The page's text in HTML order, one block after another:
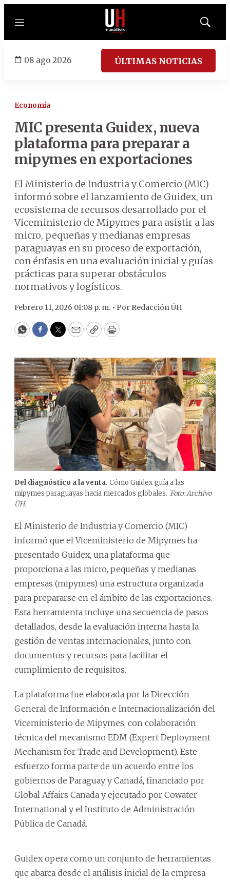
Menú
Mostrar
08 ago 2026 ÚLTIMAS NOTICIAS
Economía
MIC presenta Guidex, nueva
plataforma para preparar a
mipymes en exportaciones
El Ministerio de Industria y Comercio (MIC)
informó sobre el lanzamiento de Guidex, un
ecosistema de recursos desarrollado por el
Viceministerio de Mipymes para asistir a las
micro, pequeñas y medianas empresas
paraguayas en su proceso de exportación,
con énfasis en una evaluación inicial y guías
prácticas para superar obstáculos
normativos y logísticos.
Febrero 11, 2026 01:08 p. m. • Por Redacción ÚH
WhatsApp
Facebook
Twitter
EmailCopyPrint
Del diagnóstico a la venta. Cómo Guidex guía a las
mipymes paraguayas hacia mercados globales. Foto: Archivo
ÚH.
El Ministerio de Industria y Comercio (MIC)
informó que el Viceministerio de Mipymes ha
presentado Guidex, una plataforma que
proporciona a las micro, pequeñas y medianas
empresas (mipymes) una estructura organizada
para prepararse en el ámbito de las exportaciones.
Esta herramienta incluye una secuencia de pasos
detallados, desde la evaluación interna hasta la
gestión de ventas internacionales, junto con
documentos y recursos para facilitar el
cumplimiento de requisitos.
La plataforma fue elaborada por la Dirección
General de Información e Internacionalización del
Viceministerio de Mipymes, con colaboración
técnica del mecanismo EDM (Expert Deployment
Mechanism for Trade and Development). Este
esfuerzo forma parte de un acuerdo entre los
gobiernos de Paraguay y Canadá, financiado por
Global Affairs Canada y ejecutado por Cowater
International y el Instituto de Administración
Pública de Canadá.
Guidex opera como un conjunto de herramientas
que abarca desde el análisis inicial de la empresa